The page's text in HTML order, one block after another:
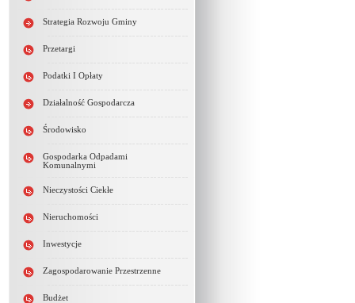
Strategia Rozwoju Gminy
Przetargi
Podatki I Opłaty
Działalność Gospodarcza
Środowisko
Gospodarka Odpadami
Komunalnymi
Nieczystości Ciekłe
Nieruchomości
Inwestycje
Zagospodarowanie Przestrzenne
Budżet